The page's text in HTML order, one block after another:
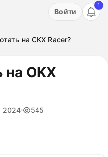
период на 3 дня!
Войти
1
на OKX Racer?
на OKX
2024 545